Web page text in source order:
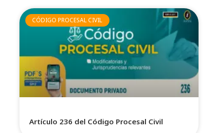
CÓDIGO PROCESAL CIVIL
Artículo 236 del Código Procesal Civil